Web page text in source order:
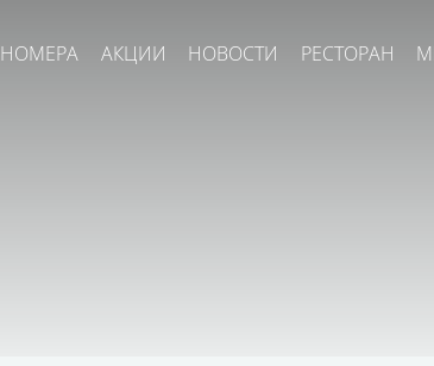
НОМЕРА АКЦИИ НОВОСТИ РЕСТОРАН